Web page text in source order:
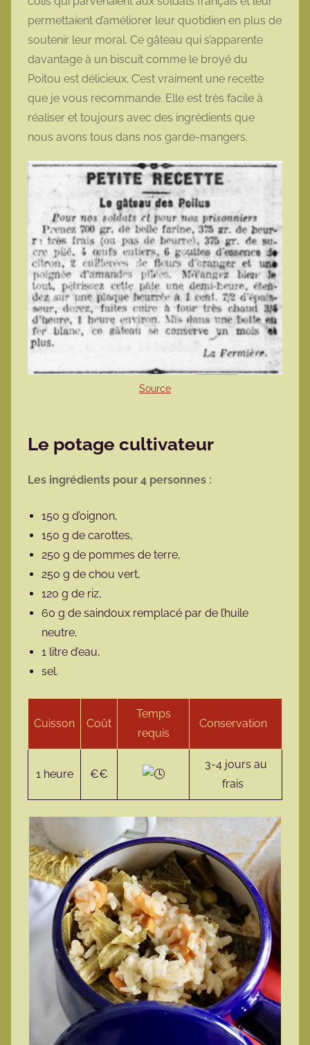
permettaient d’améliorer leur quotidien en plus de
soutenir leur moral. Ce gâteau qui s’apparente
davantage à un biscuit comme le broyé du
Poitou est délicieux. C’est vraiment une recette
que je vous recommande. Elle est très facile à
réaliser et toujours avec des ingrédients que
nous avons tous dans nos garde-mangers.
Source
Le potage cultivateur
Les ingrédients pour 4 personnes :
150 g d’oignon,
150 g de carottes,
250 g de pommes de terre,
250 g de chou vert,
120 g de riz,
60 g de saindoux remplacé par de l’huile
neutre,
1 litre d’eau,
sel.
Cuisson Coût
Temps
requis
Conservation
1 heure €€
3-4 jours au
frais